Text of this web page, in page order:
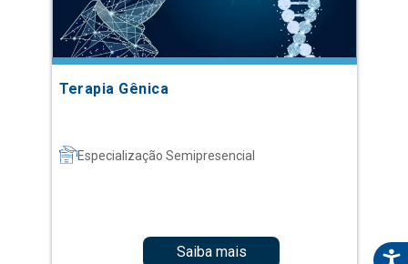
Terapia Gênica
Especialização Semipresencial
Saiba mais